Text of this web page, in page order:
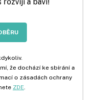
že dochází ke sbírání a
o zásadách ochrany
ZDE.